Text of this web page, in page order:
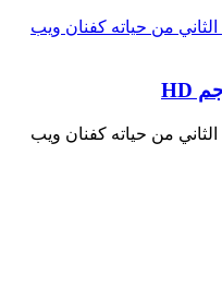
من حياته كفنان ويب
من حياته كفنان ويب